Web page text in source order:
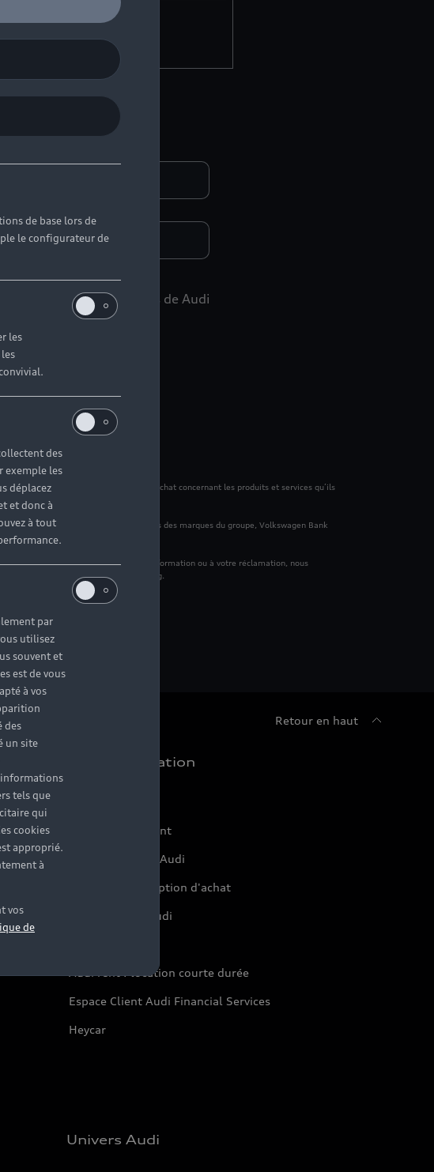
de base lors de
le configurateur de
les
des
exemple les
déplacez
et donc à
à tout
par
utilisez
souvent et
est de vous
à vos
des
un site
informations
tels que
qui
cookies
approprié.
à
vos
de
SAS
Jean Rouyer
à des événements de Audi
en fonction de mes données d’achat concernant les produits et services qu’ils
le financement des véhicules des marques du groupe, Volkswagen Bank
pour répondre à votre demande d'information ou à votre réclamation, nous
et nos actualités à des fins marketing.
Retour en haut
Achat et location
Offres du moment
Configurer mon Audi
Réservation et option d'achat
Financer mon Audi
Audi rent : location courte durée
Espace Client Audi Financial Services
Heycar
Univers Audi